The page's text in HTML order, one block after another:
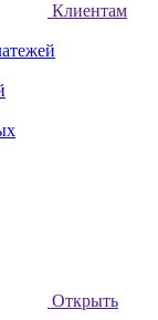
Клиентам
Открыть